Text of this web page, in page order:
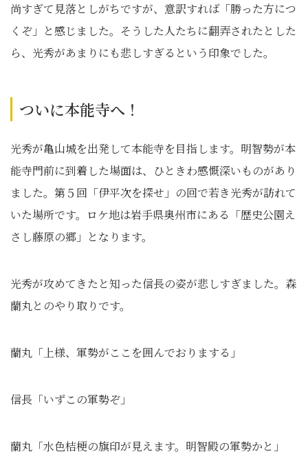
尚すぎて見落としがちですが、意訳すれば「勝った方につ
くぞ」と感じました。そうした人たちに翻弄されたとした
ら、光秀があまりにも悲しすぎるという印象でした。
ついに本能寺へ！
光秀が亀山城を出発して本能寺を目指します。明智勢が本
能寺門前に到着した場面は、ひときわ感慨深いものがあり
ました。第５回「伊平次を探せ」の回で若き光秀が訪れて
いた場所です。ロケ地は岩手県奥州市にある「歴史公園え
さし藤原の郷」となります。
光秀が攻めてきたと知った信長の姿が悲しすぎました。森
蘭丸とのやり取りです。
蘭丸「上様、軍勢がここを囲んでおりまする」
信長「いずこの軍勢ぞ」
蘭丸「水色桔梗の旗印が見えます。明智殿の軍勢かと」